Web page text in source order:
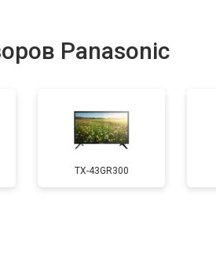
Panasonic
TX-43GR300